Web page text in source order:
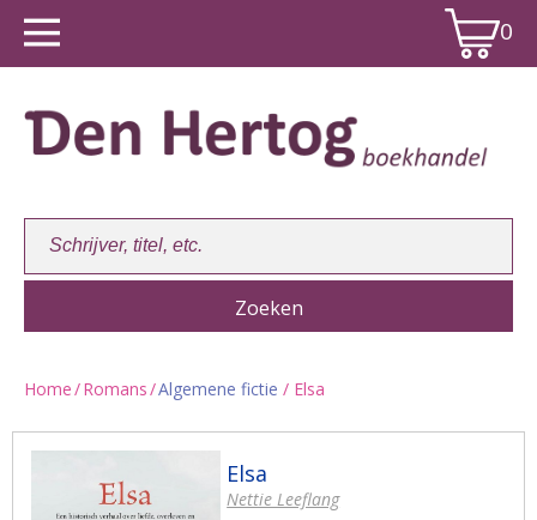
0
Home/Romans/Algemene fictie / Elsa
Elsa
Nettie Leeflang